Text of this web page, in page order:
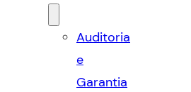
Auditoria
e
Garantia